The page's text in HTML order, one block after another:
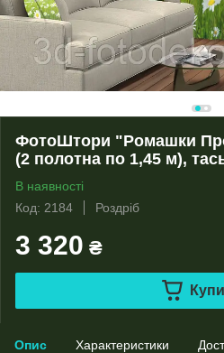
ФотоШтори "Ромашки
(2 полотна по 1,45 м),
В наявності
Код: 2184
Роздріб
3 320 ₴
Опис Характеристики